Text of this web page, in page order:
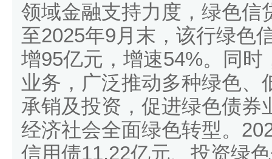
领域金融支持力度，绿色信
至2025年9月末，该行绿色
增95亿元，增速54%。同
业务，广泛推动多种绿色、
承销及投资，促进绿色债券
经济社会全面绿色转型。
信用债11.22亿元、投资绿